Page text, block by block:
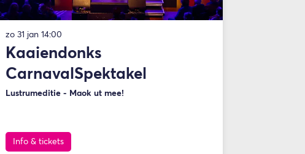
Kaaiendonks
CarnavalSpektakel
Lustrumeditie - Maok ut mee!
zo 31 jan 14:00
Info & tickets